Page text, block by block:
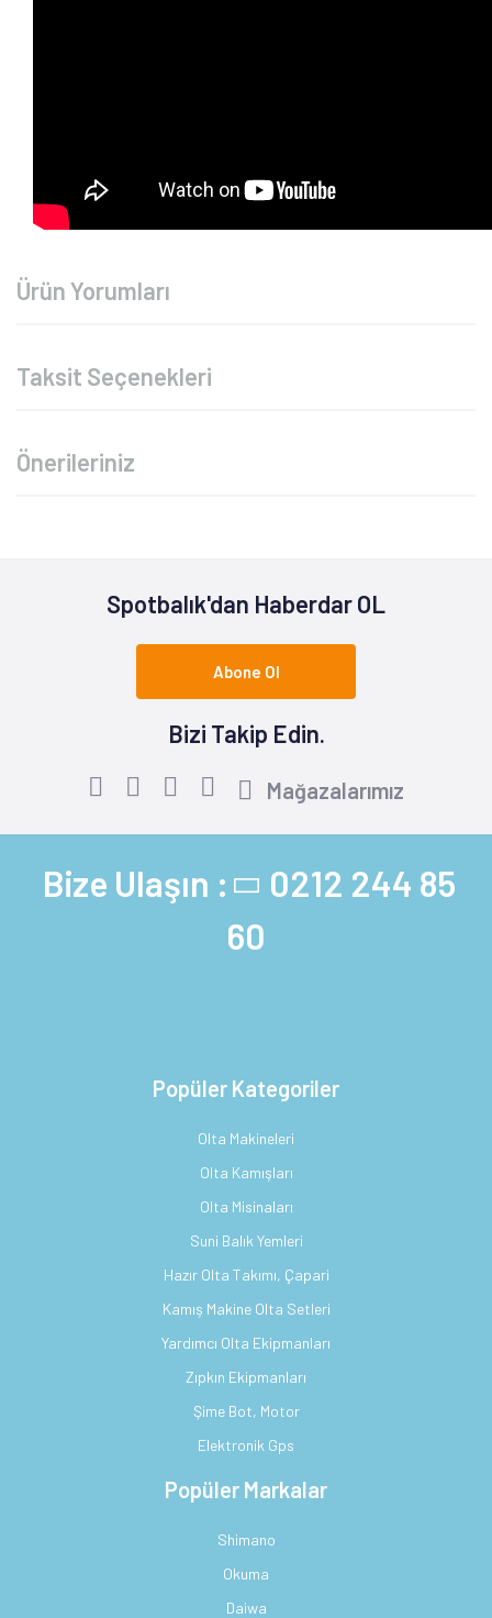
Ürün Yorumları
Taksit Seçenekleri
Önerileriniz
Spotbalık'dan Haberdar OL
Abone Ol
Bizi Takip Edin.
Mağazalarımız
Bize Ulaşın : 0212 244 85
60
Popüler Kategoriler
Olta Makineleri
Olta Kamışları
Olta Misinaları
Suni Balık Yemleri
Hazır Olta Takımı, Çapari
Kamış Makine Olta Setleri
Yardımcı Olta Ekipmanları
Zıpkın Ekipmanları
Şime Bot, Motor
Elektronik Gps
Popüler Markalar
Shimano
Okuma
Daiwa